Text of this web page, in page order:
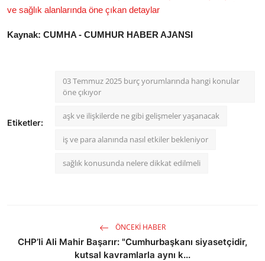
ve sağlık alanlarında öne çıkan detaylar
Kaynak: CUMHA - CUMHUR HABER AJANSI
Etiketler:
03 Temmuz 2025 burç yorumlarında hangi konular
öne çıkıyor
aşk ve ilişkilerde ne gibi gelişmeler yaşanacak
iş ve para alanında nasıl etkiler bekleniyor
sağlık konusunda nelere dikkat edilmeli
ÖNCEKI HABER
CHP’li Ali Mahir Başarır: "Cumhurbaşkanı siyasetçidir,
kutsal kavramlarla aynı k...